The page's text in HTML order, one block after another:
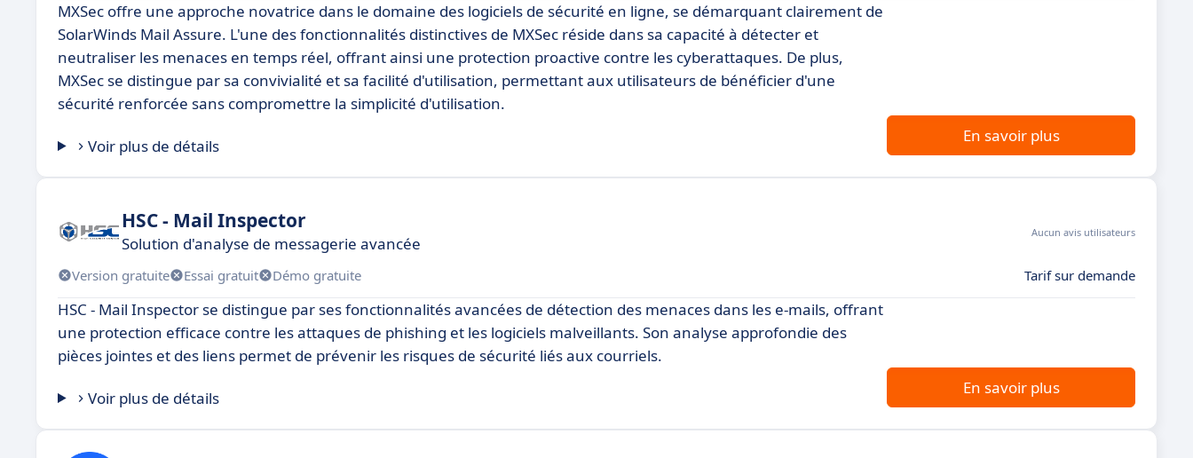
MXSec offre une approche novatrice dans le domaine des logiciels de sécurité en ligne, se démarquant clairement de
SolarWinds Mail Assure. L'une des fonctionnalités distinctives de MXSec réside dans sa capacité à détecter et
neutraliser les menaces en temps réel, offrant ainsi une protection proactive contre les cyberattaques. De plus,
MXSec se distingue par sa convivialité et sa facilité d'utilisation, permettant aux utilisateurs de bénéficier d'une
sécurité renforcée sans compromettre la simplicité d'utilisation.
Voir plus de détails
En savoir plus
HSC - Mail Inspector
Solution d'analyse de messagerie avancée
Aucun avis utilisateurs
Version gratuite Essai gratuit Démo gratuite Tarif sur demande
HSC - Mail Inspector se distingue par ses fonctionnalités avancées de détection des menaces dans les e-mails, offrant
une protection efficace contre les attaques de phishing et les logiciels malveillants. Son analyse approfondie des
pièces jointes et des liens permet de prévenir les risques de sécurité liés aux courriels.
Voir plus de détails
En savoir plus